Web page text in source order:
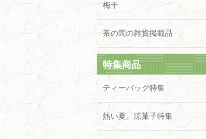
梅干
茶の間の雑貨掲載品
特集商品
ティーバッグ特集
熱い夏。涼菓子特集